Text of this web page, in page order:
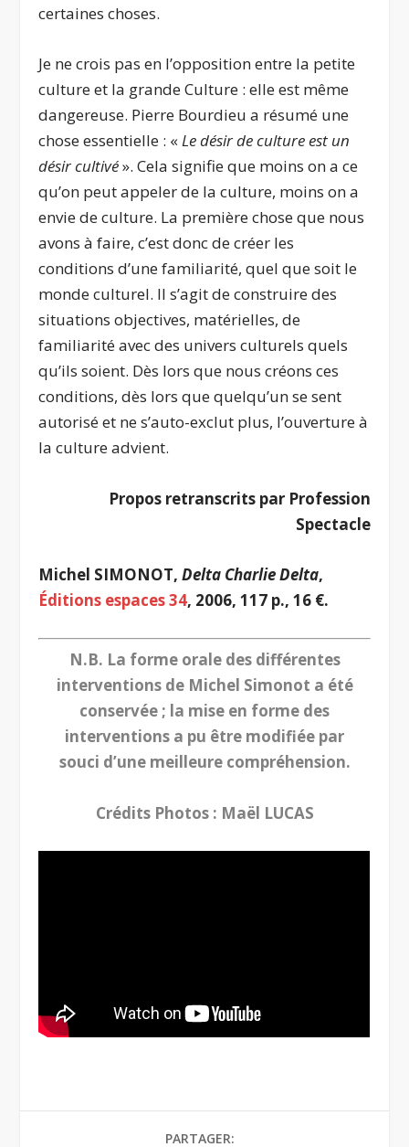
certaines choses.
Je ne crois pas en l’opposition entre la petite
culture et la grande Culture : elle est même
dangereuse. Pierre Bourdieu a résumé une
chose essentielle : «Le désir de culture est un
désir cultivé». Cela signifie que moins on a ce
qu’on peut appeler de la culture, moins on a
envie de culture. La première chose que nous
avons à faire, c’est donc de créer les
conditions d’une familiarité, quel que soit le
monde culturel. Il s’agit de construire des
situations objectives, matérielles, de
familiarité avec des univers culturels quels
qu’ils soient. Dès lors que nous créons ces
conditions, dès lors que quelqu’un se sent
autorisé et ne s’auto-exclut plus, l’ouverture à
la culture advient.
Propos retranscrits par Profession
Spectacle
Michel SIMONOT,Delta Charlie Delta,
Éditions espaces 34, 2006, 117 p., 16 €.
N.B. La forme orale des différentes
interventions de Michel Simonot a été
conservée ; la mise en forme des
interventions a pu être modifiée par
souci d’une meilleure compréhension.
Crédits Photos : Maël LUCAS
PARTAGER: